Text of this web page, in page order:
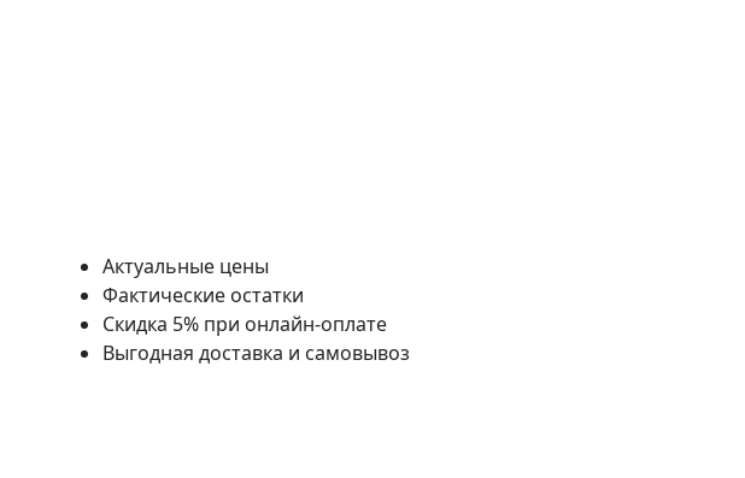
Актуальные цены
Фактические остатки
Скидка 5% при онлайн-оплате
Выгодная доставка и самовывоз